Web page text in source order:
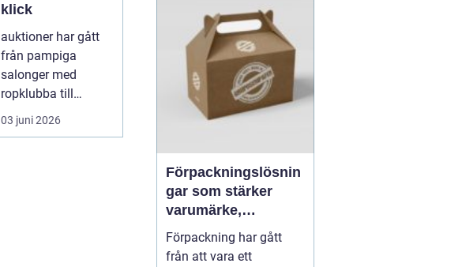
klick
auktioner har gått
från pampiga
salonger med
ropklubba till
snabba
budgivningar
03 juni 2026
leder till verkliga resultat
eller...
Förpackningslösnin
gar som stärker
varumärke,
hållbarhet och
lönsamhet
Förpackning har gått
från att vara ett